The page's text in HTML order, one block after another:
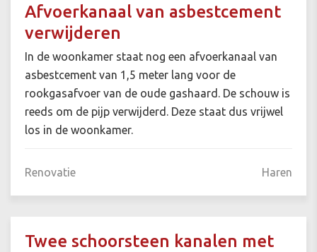
Afvoerkanaal van asbestcement
verwijderen
In de woonkamer staat nog een afvoerkanaal van
asbestcement van 1,5 meter lang voor de
rookgasafvoer van de oude gashaard. De schouw is
reeds om de pijp verwijderd. Deze staat dus vrijwel
los in de woonkamer.
Renovatie Haren
Twee schoorsteen kanalen met